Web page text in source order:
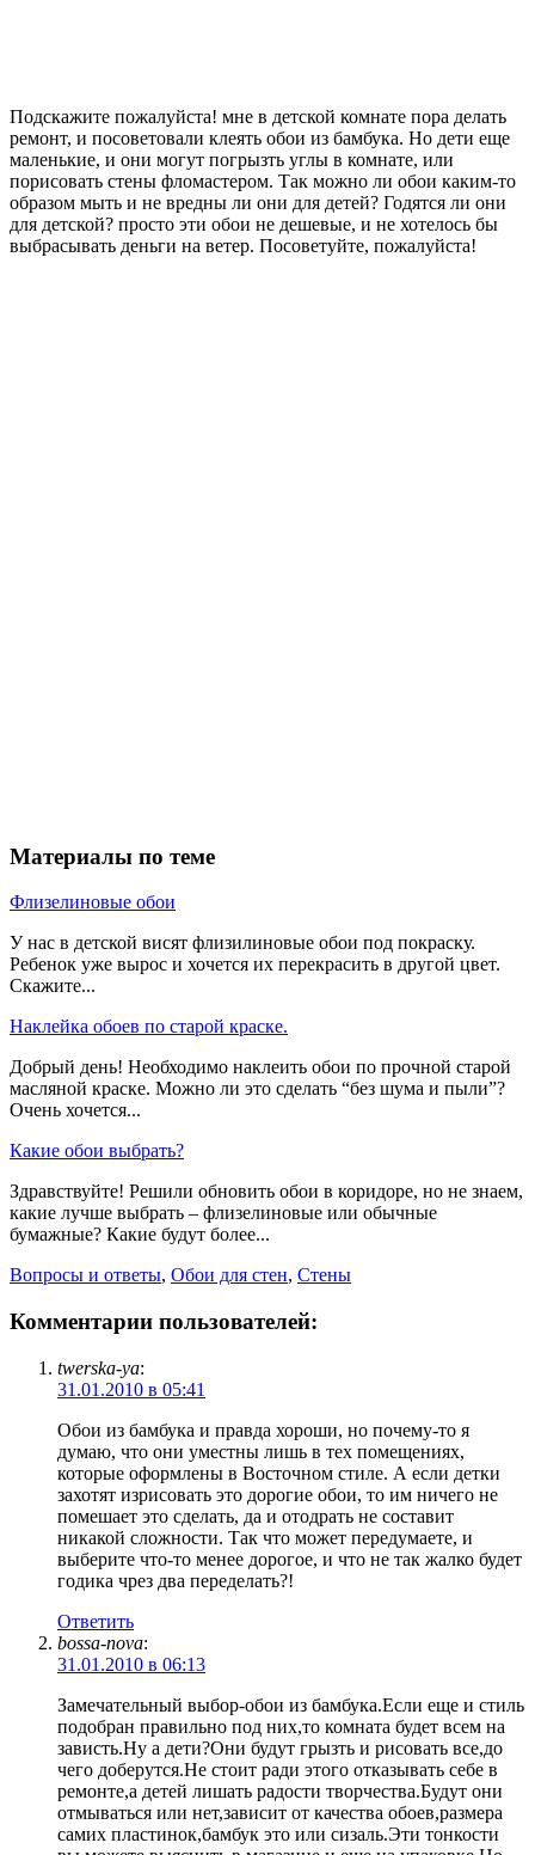
Подскажите пожалуйста! мне в детской комнате пора делать
ремонт, и посоветовали клеять обои из бамбука. Но дети еще
маленькие, и они могут погрызть углы в комнате, или
порисовать стены фломастером. Так можно ли обои каким-то
образом мыть и не вредны ли они для детей? Годятся ли они
для детской? просто эти обои не дешевые, и не хотелось бы
выбрасывать деньги на ветер. Посоветуйте, пожалуйста!
Материалы по теме
Флизелиновые обои
У нас в детской висят флизилиновые обои под покраску.
Ребенок уже вырос и хочется их перекрасить в другой цвет.
Скажите...
Наклейка обоев по старой краске.
Добрый день! Необходимо наклеить обои по прочной старой
масляной краске. Можно ли это сделать “без шума и пыли”?
Очень хочется...
Какие обои выбрать?
Здравствуйте! Решили обновить обои в коридоре, но не знаем,
какие лучше выбрать – флизелиновые или обычные
бумажные? Какие будут более...
Вопросы и ответы, Обои для стен, Стены
Комментарии пользователей:
twerska-ya:
31.01.2010 в 05:41
Обои из бамбука и правда хороши, но почему-то я
думаю, что они уместны лишь в тех помещениях,
которые оформлены в Восточном стиле. А если детки
захотят изрисовать это дорогие обои, то им ничего не
помешает это сделать, да и отодрать не составит
никакой сложности. Так что может передумаете, и
выберите что-то менее дорогое, и что не так жалко будет
годика чрез два переделать?!
Ответить
bossa-nova:
31.01.2010 в 06:13
Замечательный выбор-обои из бамбука.Если еще и стиль
подобран правильно под них,то комната будет всем на
зависть.Ну а дети?Они будут грызть и рисовать все,до
чего доберутся.Не стоит ради этого отказывать себе в
ремонте,а детей лишать радости творчества.Будут они
отмываться или нет,зависит от качества обоев,размера
самих пластинок,бамбук это или сизаль.Эти тонкости